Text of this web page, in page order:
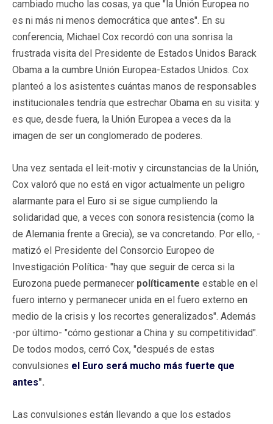
cambiado mucho las cosas, ya que "la Unión Europea no
es ni más ni menos democrática que antes". En su
conferencia, Michael Cox recordó con una sonrisa la
frustrada visita del Presidente de Estados Unidos Barack
Obama a la cumbre Unión Europea-Estados Unidos. Cox
planteó a los asistentes cuántas manos de responsables
institucionales tendría que estrechar Obama en su visita: y
es que, desde fuera, la Unión Europea a veces da la
imagen de ser un conglomerado de poderes.
Una vez sentada el leit-motiv y circunstancias de la Unión,
Cox valoró que no está en vigor actualmente un peligro
alarmante para el Euro si se sigue cumpliendo la
solidaridad que, a veces con sonora resistencia (como la
de Alemania frente a Grecia), se va concretando. Por ello, -
matizó el Presidente del Consorcio Europeo de
Investigación Política- "hay que seguir de cerca si la
Eurozona puede permanecer políticamente estable en el
fuero interno y permanecer unida en el fuero externo en
medio de la crisis y los recortes generalizados". Además
-por último- "cómo gestionar a China y su competitividad".
De todos modos, cerró Cox, "después de estas
convulsiones el Euro será mucho más fuerte que
antes".
Las convulsiones están llevando a que los estados